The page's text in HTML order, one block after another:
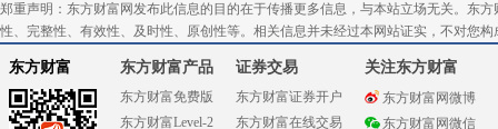
郑重声明：东方财富网发布此信息的目的在于传播更多信息，与本站立场无关。东
性、完整性、有效性、及时性、原创性等。相关信息并未经过本网站证实，不对您
东方财富 东方财富产品
东方财富免费版
东方财富Level-2
证券交易
东方财富证券开户
东方财富在线交易
关注东方财富
东方财富网微博
东方财富网微信